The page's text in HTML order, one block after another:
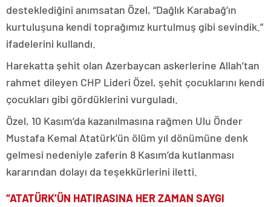
desteklediğini anımsatan Özel, “Dağlık Karabağ’ın
kurtuluşuna kendi toprağımız kurtulmuş gibi sevindik.”
ifadelerini kullandı.
Harekatta şehit olan Azerbaycan askerlerine Allah’tan
rahmet dileyen CHP Lideri Özel, şehit çocuklarını kendi
çocukları gibi gördüklerini vurguladı.
Özel, 10 Kasım’da kazanılmasına rağmen Ulu Önder
Mustafa Kemal Atatürk’ün ölüm yıl dönümüne denk
gelmesi nedeniyle zaferin 8 Kasım’da kutlanması
kararından dolayı da teşekkürlerini iletti.
“ATATÜRK’ÜN HATIRASINA HER ZAMAN SAYGI